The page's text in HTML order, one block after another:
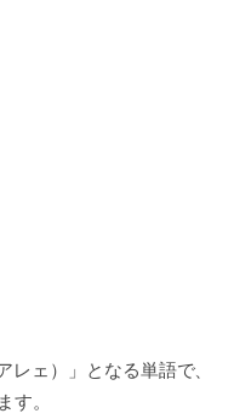
レェ）」となる単語で、
す。